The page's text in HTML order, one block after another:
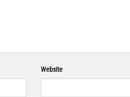
Website